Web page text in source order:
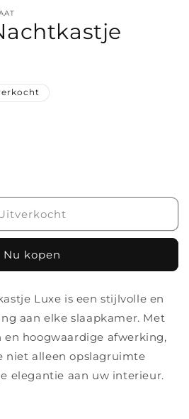
Nu kopen
Luxe is een stijlvolle en
aan elke slaapkamer. Met
hoogwaardige afwerking,
niet alleen opslagruimte
elegantie aan uw interieur.